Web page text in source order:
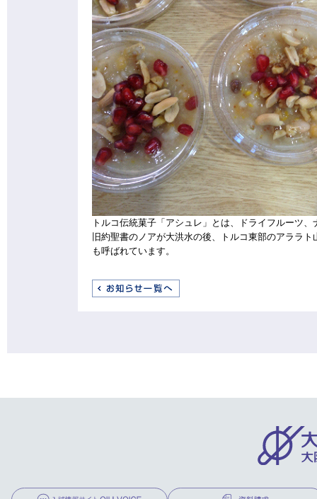
トルコ伝統菓子「アシュレ」とは、ドライフルーツ
旧約聖書のノアが大洪水の後、トルコ東部のアララ
も呼ばれています。